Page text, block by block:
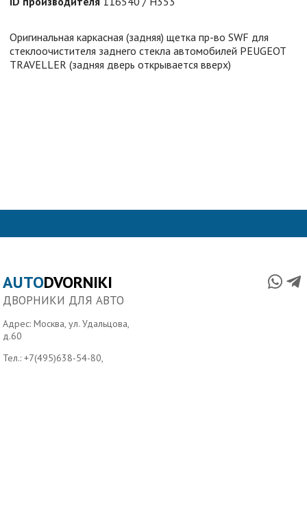
Оригинальная каркасная (задняя) щетка пр-во SWF для
стеклоочистителя заднего стекла автомобилей PEUGEOT
TRAVELLER (задняя дверь открывается вверх)
AUTODVORNIKI
ДВОРНИКИ ДЛЯ АВТО
Адрес: Москва, ул. Удальцова,
д.60
Тел.:+7(495)638-54-80,